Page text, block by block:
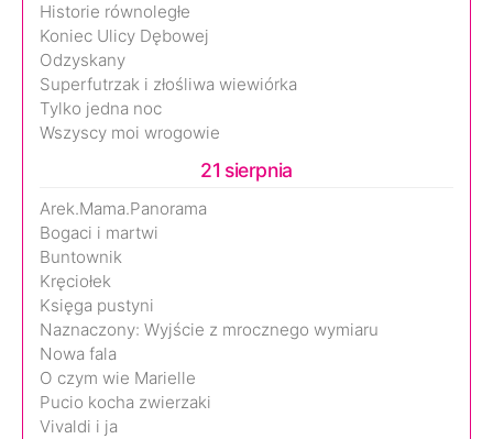
Historie równoległe
Koniec Ulicy Dębowej
Odzyskany
Superfutrzak i złośliwa wiewiórka
Tylko jedna noc
Wszyscy moi wrogowie
21 sierpnia
Arek.Mama.Panorama
Bogaci i martwi
Buntownik
Kręciołek
Księga pustyni
Naznaczony: Wyjście z mrocznego wymiaru
Nowa fala
O czym wie Marielle
Pucio kocha zwierzaki
Vivaldi i ja